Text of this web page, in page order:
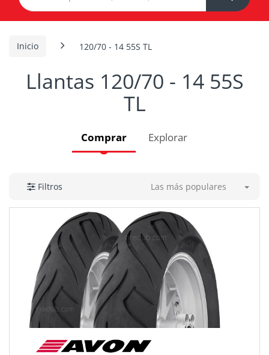
Inicio 120/70 - 14 55S TL
Llantas 120/70 - 14 55S
TL
Comprar Explorar
Filtros Las más populares